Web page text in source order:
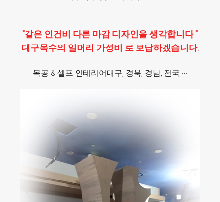
"같은 인건비 다른 마감디자인을 생각합니다 "
대구목수의 일머리 가성비 로 보답하겠습니다.
목공 & 셀프 인테리어대구, 경북, 경남, 전국 ~